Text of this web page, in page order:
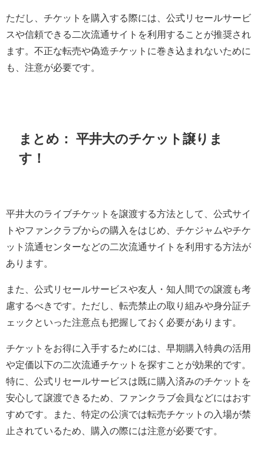
ただし、チケットを購入する際には、公式リセールサービ
スや信頼できる二次流通サイトを利用することが推奨され
ます。不正な転売や偽造チケットに巻き込まれないために
も、注意が必要です。
まとめ： 平井大のチケット譲りま
す！
平井大のライブチケットを譲渡する方法として、公式サイ
トやファンクラブからの購入をはじめ、チケジャムやチケ
ット流通センターなどの二次流通サイトを利用する方法が
あります。
また、公式リセールサービスや友人・知人間での譲渡も考
慮するべきです。ただし、転売禁止の取り組みや身分証チ
ェックといった注意点も把握しておく必要があります。
チケットをお得に入手するためには、早期購入特典の活用
や定価以下の二次流通チケットを探すことが効果的です。
特に、公式リセールサービスは既に購入済みのチケットを
安心して譲渡できるため、ファンクラブ会員などにはおす
すめです。また、特定の公演では転売チケットの入場が禁
止されているため、購入の際には注意が必要です。